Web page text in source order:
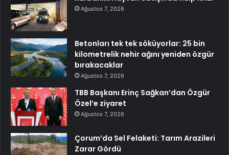
Ağustos 7, 2026
Betonları tek tek söküyorlar: 25 bin
kilometrelik nehir ağını yeniden özgür
bırakacaklar
Ağustos 7, 2026
TBB Başkanı Erinç Sağkan’dan Özgür
Özel’e ziyaret
Ağustos 7, 2026
Çorum’da Sel Felaketi: Tarım Arazileri
Zarar Gördü